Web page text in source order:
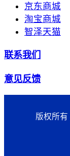
京东商城
淘宝商城
智泽天猫
联系我们
意见反馈
版权所